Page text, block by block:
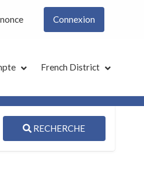
Connexion
French District
RECHERCHE